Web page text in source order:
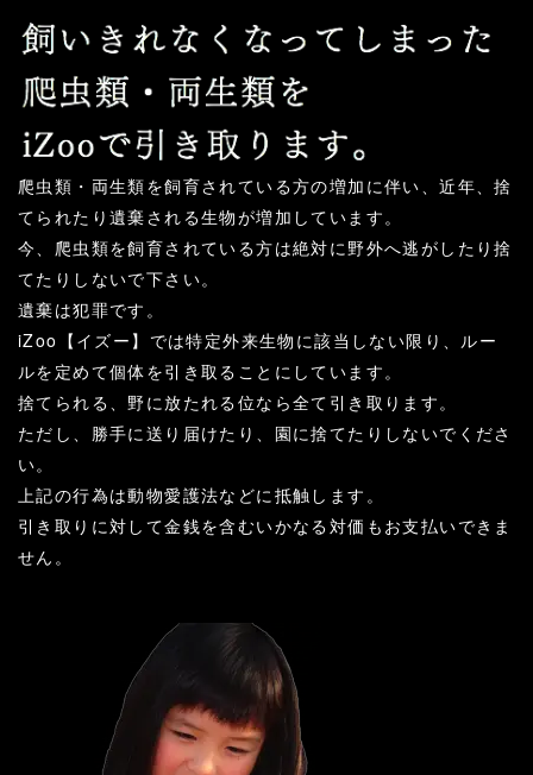
爬虫類・両生類を飼育されている方の増加に伴い、近年、捨
てられたり遺棄される生物が増加しています。
今、爬虫類を飼育されている方は絶対に野外へ逃がしたり捨
てたりしないで下さい。
遺棄は犯罪です。
iZoo【イズー】では特定外来生物に該当しない限り、ルー
ルを定めて個体を引き取ることにしています。
捨てられる、野に放たれる位なら全て引き取ります。
ただし、勝手に送り届けたり、園に捨てたりしないでくださ
い。
上記の行為は動物愛護法などに抵触します。
引き取りに対して金銭を含むいかなる対価もお支払いできま
せん。